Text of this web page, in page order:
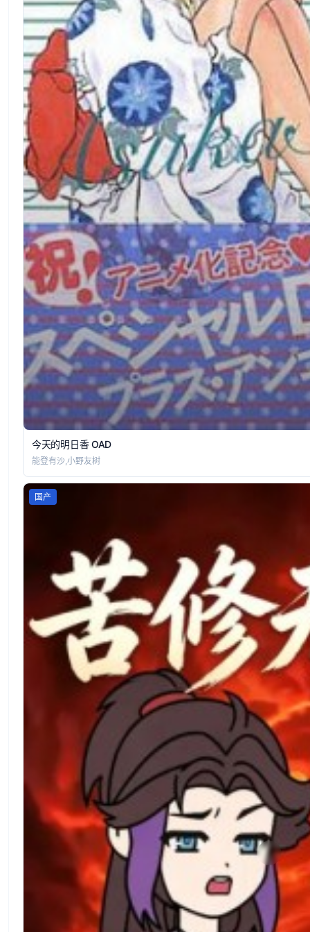
今天的明日香 OAD
能登有沙,小野友树
国产